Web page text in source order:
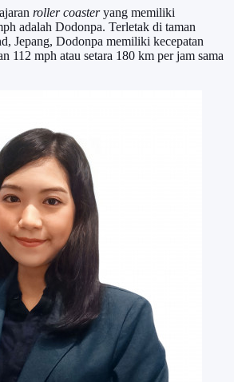
roller coasteryang memiliki
adalah Dodonpa. Terletak di taman
Jepang, Dodonpa memiliki kecepatan
112 mph atau setara 180 km per jam sama